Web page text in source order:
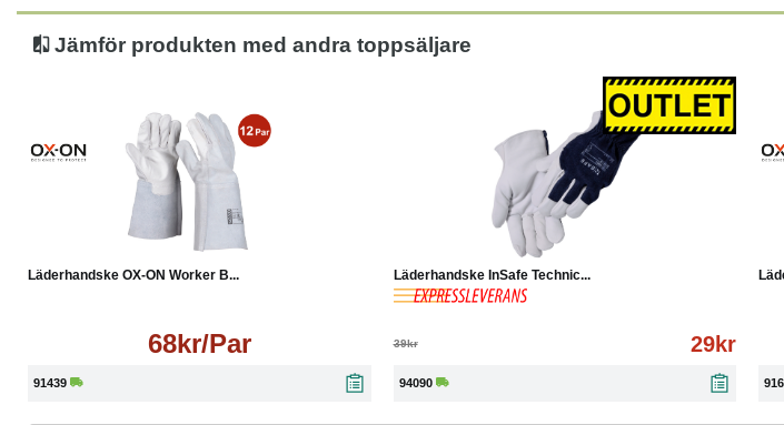
Jämför produkten med andra toppsäljare
Läderhandske OX-ON Worker B...
68kr/Par
91439
Läs mer
Läderhandske InSafe Technic...
39kr 29kr
94090
Köp